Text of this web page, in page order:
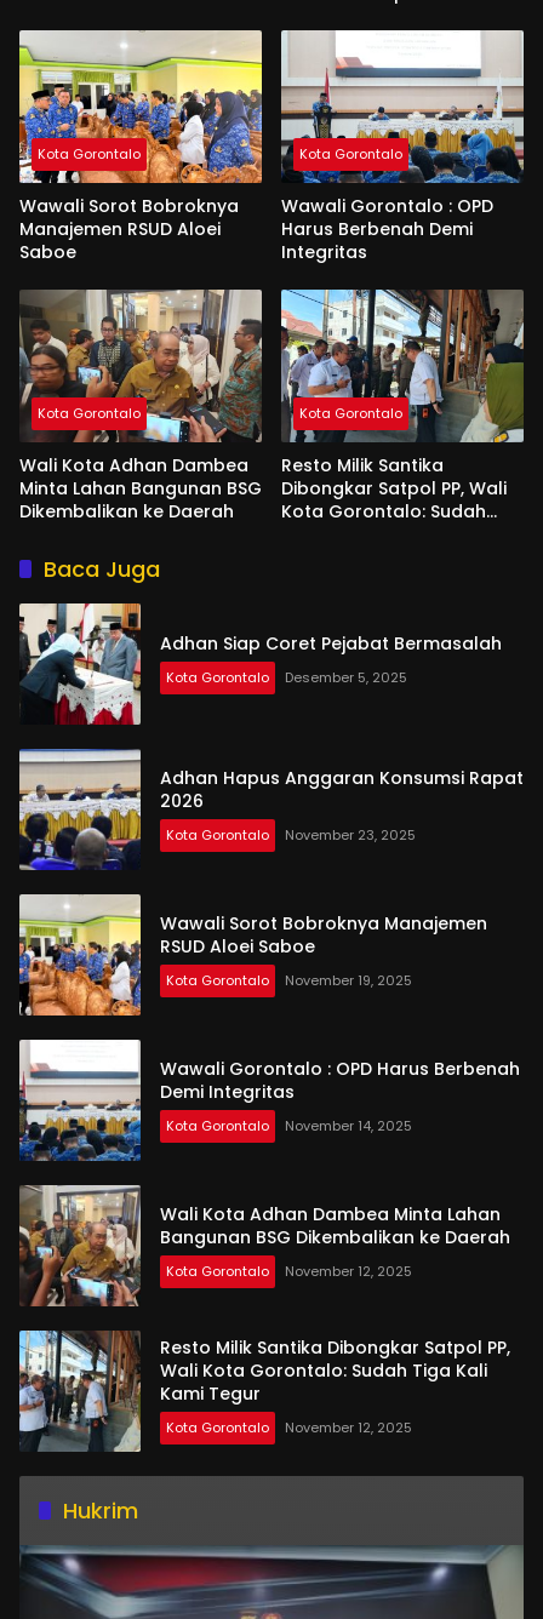
Kota Gorontalo
Wawali Sorot Bobroknya
Manajemen RSUD Aloei
Saboe
Kota Gorontalo
Wawali Gorontalo : OPD
Harus Berbenah Demi
Integritas
Kota Gorontalo
Wali Kota Adhan Dambea
Minta Lahan Bangunan BSG
Dikembalikan ke Daerah
Kota Gorontalo
Resto Milik Santika
Dibongkar Satpol PP, Wali
Kota Gorontalo: Sudah
Baca Juga
Adhan Siap Coret Pejabat Bermasalah
Kota Gorontalo Desember 5, 2025
Adhan Hapus Anggaran Konsumsi Rapat
2026
Kota Gorontalo November 23, 2025
Wawali Sorot Bobroknya Manajemen
RSUD Aloei Saboe
Kota Gorontalo November 19, 2025
Wawali Gorontalo : OPD Harus Berbenah
Demi Integritas
Kota Gorontalo November 14, 2025
Wali Kota Adhan Dambea Minta Lahan
Bangunan BSG Dikembalikan ke Daerah
Kota Gorontalo November 12, 2025
Resto Milik Santika Dibongkar Satpol PP,
Wali Kota Gorontalo: Sudah Tiga Kali
Kami Tegur
Kota Gorontalo November 12, 2025
Hukrim